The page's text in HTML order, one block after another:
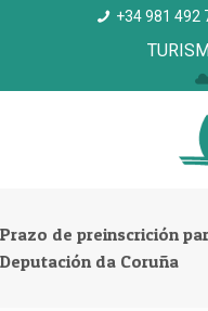
+34 981 492
Prazo de preinscrición
Deputación da Coruña